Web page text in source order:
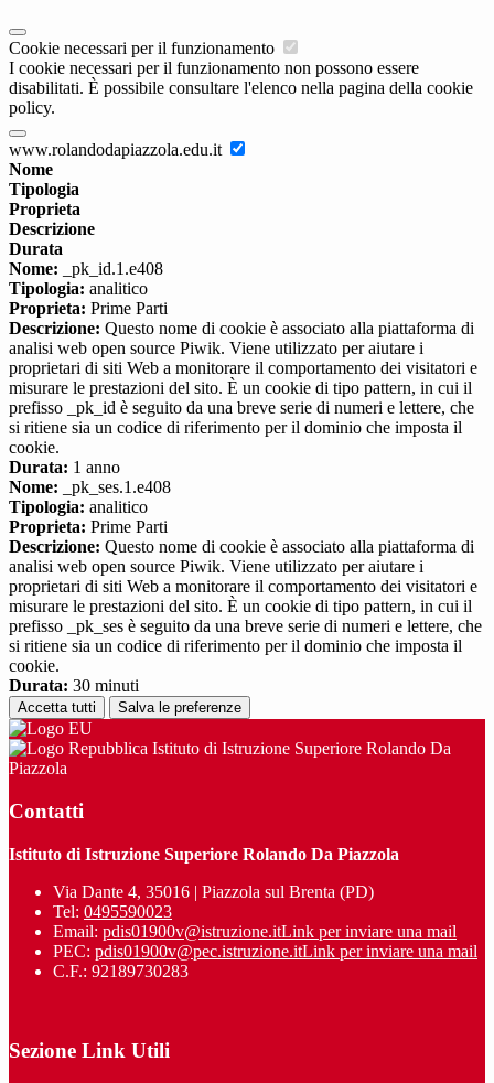
Cookie necessari per il funzionamento
I cookie necessari per il funzionamento non possono essere
disabilitati. È possibile consultare l'elenco nella pagina della cookie
policy.
www.rolandodapiazzola.edu.it
Nome
Tipologia
Proprieta
Descrizione
Durata
Nome: _pk_id.1.e408
Tipologia: analitico
Proprieta: Prime Parti
Descrizione: Questo nome di cookie è associato alla piattaforma di
analisi web open source Piwik. Viene utilizzato per aiutare i
proprietari di siti Web a monitorare il comportamento dei visitatori e
misurare le prestazioni del sito. È un cookie di tipo pattern, in cui il
prefisso _pk_id è seguito da una breve serie di numeri e lettere, che
si ritiene sia un codice di riferimento per il dominio che imposta il
cookie.
Durata: 1 anno
Nome: _pk_ses.1.e408
Tipologia: analitico
Proprieta: Prime Parti
Descrizione: Questo nome di cookie è associato alla piattaforma di
analisi web open source Piwik. Viene utilizzato per aiutare i
proprietari di siti Web a monitorare il comportamento dei visitatori e
misurare le prestazioni del sito. È un cookie di tipo pattern, in cui il
prefisso _pk_ses è seguito da una breve serie di numeri e lettere, che
si ritiene sia un codice di riferimento per il dominio che imposta il
cookie.
Durata: 30 minuti
Accetta tutti Salva le preferenze
Istituto di Istruzione Superiore Rolando Da
Piazzola
Contatti
Istituto di Istruzione Superiore Rolando Da Piazzola
Via Dante 4, 35016 | Piazzola sul Brenta (PD)
Tel: 0495590023
Email: pdis01900v@istruzione.itLink per inviare una mail
PEC: pdis01900v@pec.istruzione.itLink per inviare una mail
C.F.: 92189730283
Sezione Link Utili